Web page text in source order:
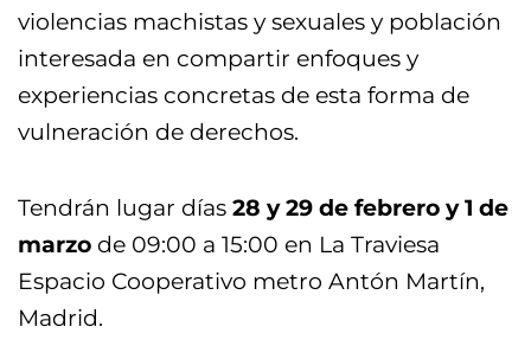
violencias machistas y sexuales y población
interesada en compartir enfoques y
experiencias concretas de esta forma de
vulneración de derechos.
Tendrán lugar días 28 y 29 de febrero y 1 de
marzo de 09:00 a 15:00 en La Traviesa
Espacio Cooperativo metro Antón Martín,
Madrid.